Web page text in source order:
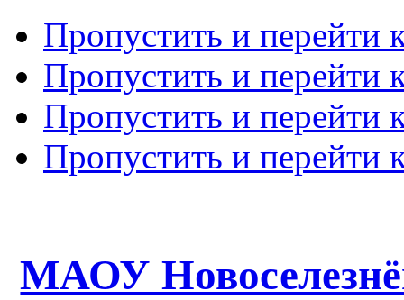
Пропустить и перейти
Пропустить и перейти
Пропустить и перейти
Пропустить и перейти
МАОУ